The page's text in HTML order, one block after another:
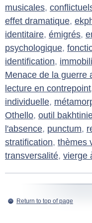
musicales,
effet dramatique,
identitaire, émigrés,
psychologique,
identification,
Menace de la guerre
lecture en contrepoint
individuelle,
Othello, outil
l'absence, punctum,
stratification, thèmes
transversalité, vierge
Return to top of page